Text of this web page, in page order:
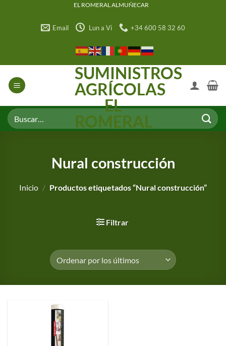
EL ROMERAL ALMUÑECAR
Email Lun a Vi +34 600 58 32 60
SUMINISTROS
AGRÍCOLAS
EL
ROMERAL
Buscar
por:
Nural construcción
Inicio / Productos etiquetados “Nural construcción”
Filtrar